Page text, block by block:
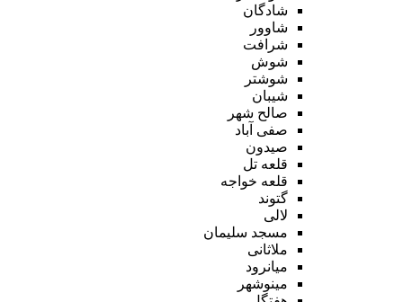
شادگان
شاوور
شرافت
شوش
شوشتر
شیبان
صالح شهر
صفی آباد
صیدون
قلعه تل
قلعه خواجه
گتوند
لالی
مسجد سلیمان
ملاثانی
میانرود
مینوشهر